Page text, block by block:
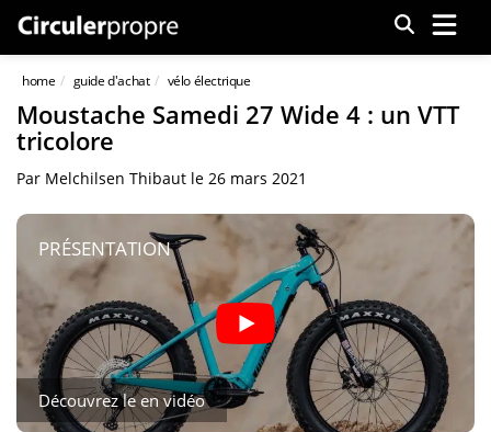
Menu
home guide d'achat vélo électrique
Moustache Samedi 27 Wide 4 : un VTT
tricolore
Par Melchilsen Thibaut le 26 mars 2021
PRÉSENTATION
Découvrez le en vidéo